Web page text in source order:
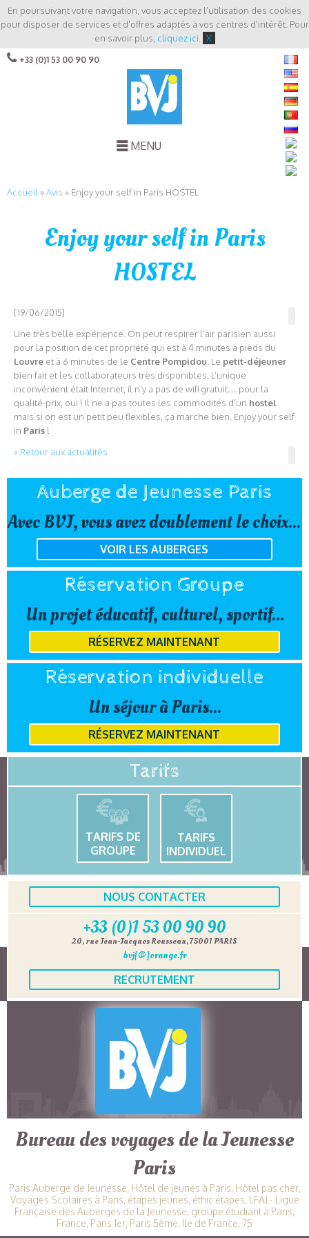
En poursuivant votre navigation, vous acceptez l'utilisation des cookies
pour disposer de services et d'offres adaptés à vos centres d'intérêt. Pour
en savoir plus, cliquez ici X
+33 (0)1 53 00 90 90
MENU
Accueil »Avis » Enjoy your self in Paris HOSTEL
Enjoy your self in Paris
HOSTEL
[19/06/2015]
Une très belle expérience. On peut respirer l’air parisien aussi
pour la position de cet propriété qui est à 4 minutes à pieds du
Louvre et à 6 minutes de le Centre Pompidou. Le petit-déjeuner
bien fait et les collaborateurs très disponibles. L’unique
inconvénient était Internet, il n’y a pas de wifi gratuit… pour la
qualité-prix, oui ! Il ne a pas toutes les commodités d’un hostel
mais si on est un petit peu flexibles, ça marche bien. Enjoy your self
in Paris !
« Retour aux actualités
Auberge de Jeunesse Paris
Avec BVJ, vous avez doublement le choix...
VOIR LES AUBERGES
Réservation Groupe
Un projet éducatif, culturel, sportif...
RÉSERVEZ MAINTENANT
Réservation individuelle
Un séjour à Paris...
RÉSERVEZ MAINTENANT
Tarifs
TARIFS DE
GROUPE
TARIFS
INDIVIDUEL
NOUS CONTACTER
+33 (0)1 53 00 90 90
20, rue Jean-Jacques Rousseau, 75001 PARIS
bvj[@]orange.fr
RECRUTEMENT
Bureau des voyages de la Jeunesse
Paris
Paris Auberge de Jeunesse, Hôtel de jeunes à Paris, Hôtel pas cher,
Voyages Scolaires à Paris, étapes jeunes, éthic étapes, LFAJ - Ligue
Française des Auberges de la Jeunesse, groupe étudiant à Paris,
France, Paris 1er, Paris 5ème, Ile de France, 75